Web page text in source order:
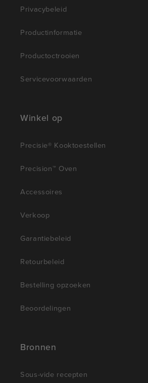
Privacybeleid
Productinformatie
Productoctrooien
Servicevoorwaarden
Winkel op
Precisie® Kooktoestellen
Precision™ Oven
Accessoires
Verkoop
Garantiebeleid
Retourbeleid
Bestelling opzoeken
Beoordelingen
Bronnen
Sous-vide recepten